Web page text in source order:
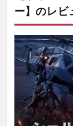
ー】のレビ